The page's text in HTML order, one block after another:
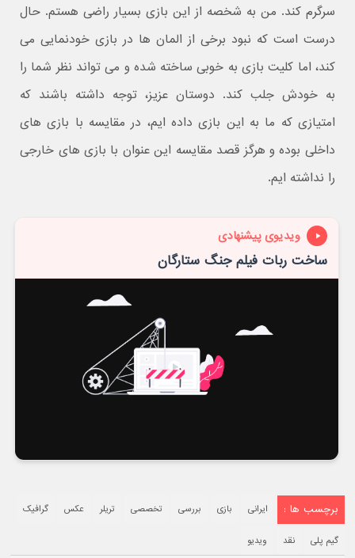
سرگرم کند. من به شخصه از این بازی بسیار راضی هستم. حال
درست است که نبود برخی از المان ها در بازی خودنمایی می
کند، اما کلیت بازی به خوبی ساخته شده و می تواند نظر شما را
به خودش جلب کند. دوستان عزیز، توجه داشته باشند که
امتیازی که ما به این بازی داده ایم، در مقایسه با بازی های
داخلی بوده و هرگز قصد مقایسه این عنوان با بازی های خارجی
را نداشته ایم.
ویدیوی پیشنهادی
ساخت ربات فیلم جنگ ستارگان
برچسب ها : ایرانی بازی بررسی تخصصی تریلر عکس گرافیک
گیم پلی نقد ویدیو